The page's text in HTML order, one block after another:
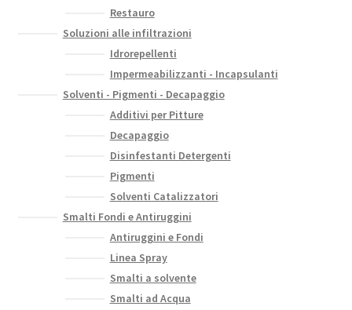
Restauro
Soluzioni alle infiltrazioni
Idrorepellenti
Impermeabilizzanti - Incapsulanti
Solventi - Pigmenti - Decapaggio
Additivi per Pitture
Decapaggio
Disinfestanti Detergenti
Pigmenti
Solventi Catalizzatori
Smalti Fondi e Antiruggini
Antiruggini e Fondi
Linea Spray
Smalti a solvente
Smalti ad Acqua